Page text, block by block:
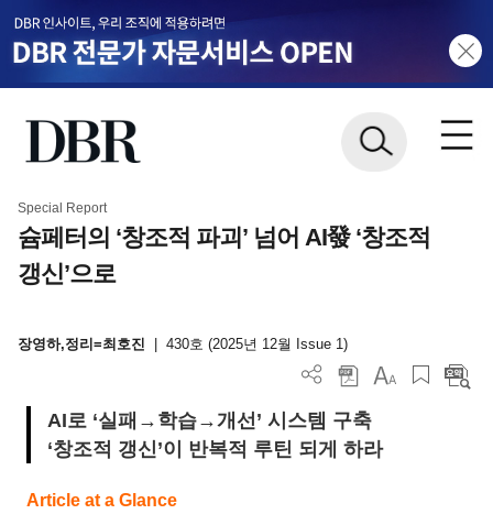
Special Report
슘페터의 ‘창조적 파괴’ 넘어 AI發 ‘창조적
갱신’으로
장영하,정리=최호진 430호 (2025년 12월 Issue 1)
AI로 ‘실패→학습→개선’ 시스템 구축
‘창조적 갱신’이 반복적 루틴 되게 하라
Article at a Glance